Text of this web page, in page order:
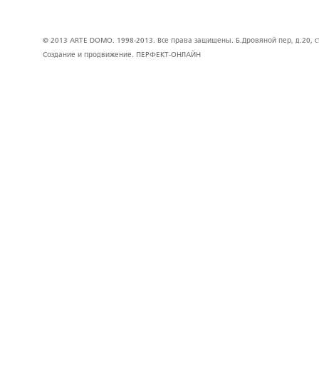
© 2013 ARTE DOMO. 1998-2013. Все права защищены. Б.Дровяной пер, д.20,
Создание и продвижение.
ПЕРФЕКТ-ОНЛАЙН